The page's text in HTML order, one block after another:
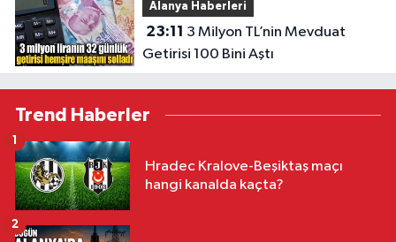
Alanya Haberleri
23:11
Getirisi 100 Bini Aştı
Trend Haberler
Hradec Kralove-Beşiktaş maçı
hangi kanalda kaçta?
1
2